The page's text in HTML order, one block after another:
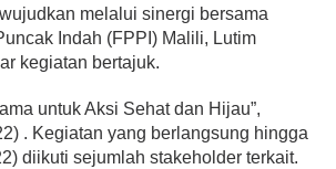
melalui sinergi bersama
Indah (FPPI) Malili, Lutim
kegiatan bertajuk.
untuk Aksi Sehat dan Hijau”,
. Kegiatan yang berlangsung hingga
diikuti sejumlah stakeholder terkait.